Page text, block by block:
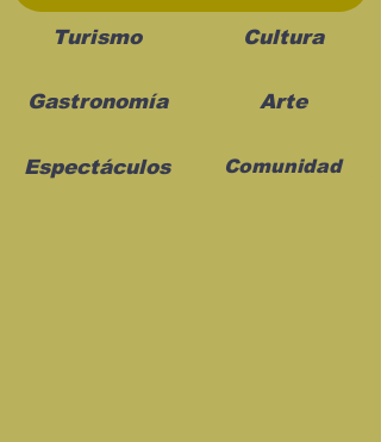
Turismo Cultura
Gastronomía Arte
Espectáculos Comunidad